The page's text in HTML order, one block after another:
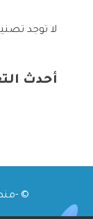
لا توجد
أحدث
© -